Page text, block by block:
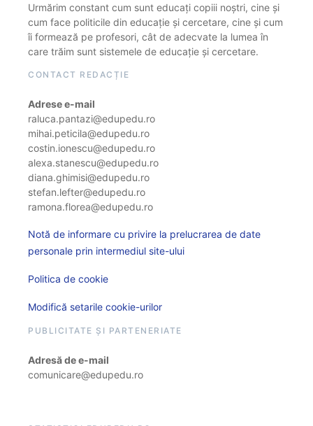
Urmărim constant cum sunt educați copiii noștri, cine și
cum face politicile din educație și cercetare, cine și cum
îi formează pe profesori, cât de adecvate la lumea în
care trăim sunt sistemele de educație și cercetare.
CONTACT REDACȚIE
Adrese e-mail
raluca.pantazi@edupedu.ro
mihai.peticila@edupedu.ro
costin.ionescu@edupedu.ro
alexa.stanescu@edupedu.ro
diana.ghimisi@edupedu.ro
stefan.lefter@edupedu.ro
ramona.florea@edupedu.ro
Notă de informare cu privire la prelucrarea de date
personale prin intermediul site-ului
Politica de cookie
Modifică setarile cookie-urilor
PUBLICITATE ȘI PARTENERIATE
Adresă de e-mail
comunicare@edupedu.ro